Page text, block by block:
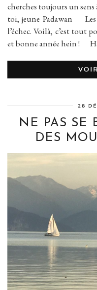
cherches toujours un
toi, jeune Padawan
l’échec. Voilà, c’est tout
et bonne année hein !
28
NE PAS SE
DES